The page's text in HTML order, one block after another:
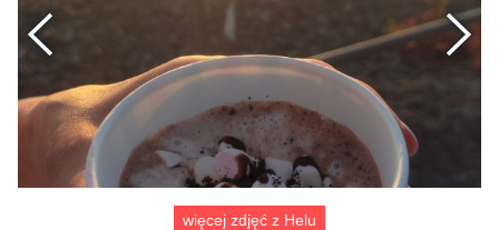
Poprzednie
więcej zdjęć z Helu